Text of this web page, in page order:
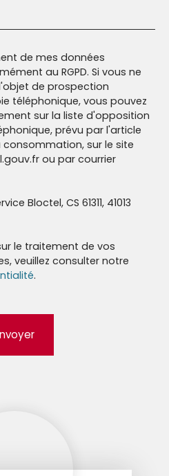
de mes données
au RGPD. Si vous ne
de prospection
téléphonique, vous pouvez
sur la liste d'opposition
prévu par l'article
consommation, sur le site
ou par courrier
Bloctel, CS 61311, 41013
le traitement de vos
veuillez consulter notre
.